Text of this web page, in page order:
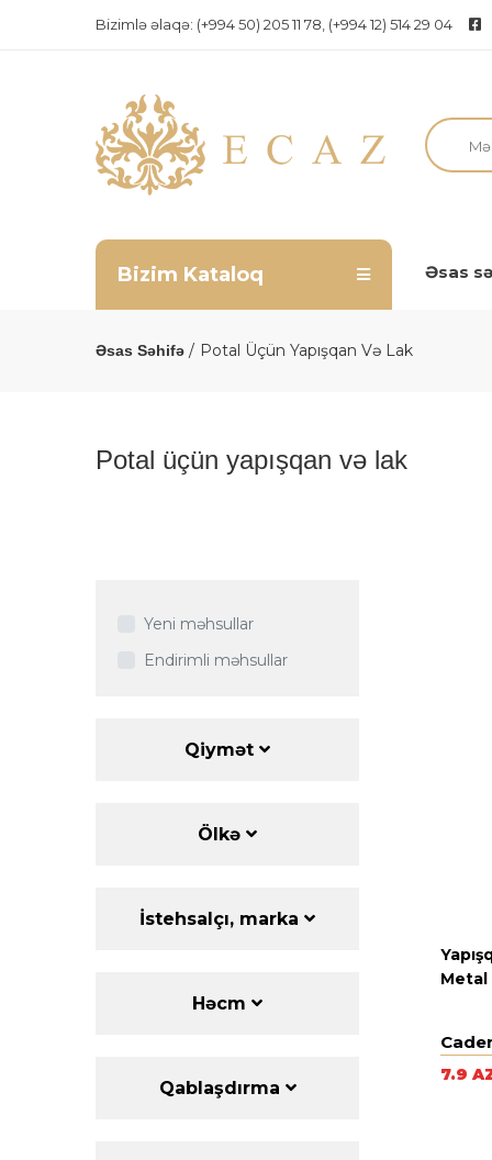
Bizimlə əlaqə: (+994 50) 205 11 78, (+994 12) 514 29 04
Bizim Kataloq Əsas
Əsas Səhifə Potal Üçün Yapışqan Və Lak
Potal üçün yapışqan və lak
Yeni məhsullar
Endirimli məhsullar
Qiymət
Ölkə
İstehsalçı, marka
Həcm
Qablaşdırma
Metal
7.9